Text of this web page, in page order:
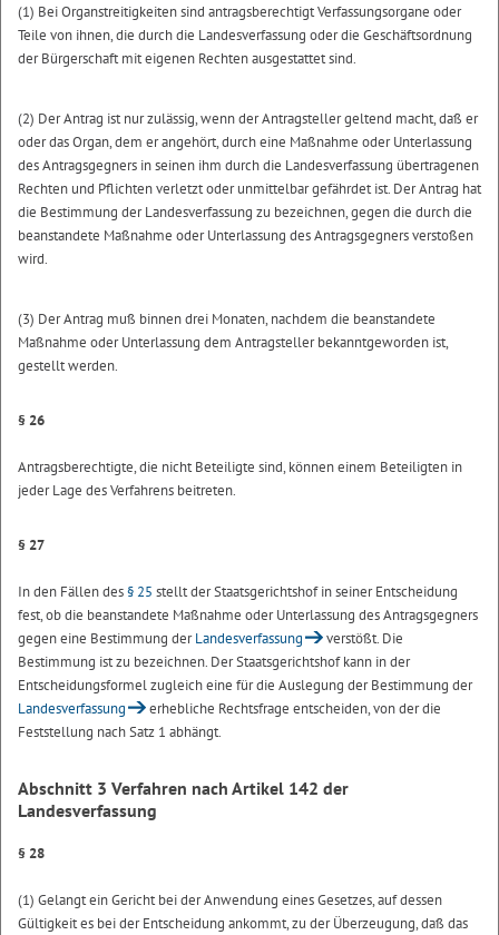
(1) Bei Organstreitigkeiten sind antragsberechtigt Verfassungsorgane oder
Teile von ihnen, die durch die Landesverfassung oder die Geschäftsordnung
der Bürgerschaft mit eigenen Rechten ausgestattet sind.
(2) Der Antrag ist nur zulässig, wenn der Antragsteller geltend macht, daß er
oder das Organ, dem er angehört, durch eine Maßnahme oder Unterlassung
des Antragsgegners in seinen ihm durch die Landesverfassung übertragenen
Rechten und Pflichten verletzt oder unmittelbar gefährdet ist. Der Antrag hat
die Bestimmung der Landesverfassung zu bezeichnen, gegen die durch die
beanstandete Maßnahme oder Unterlassung des Antragsgegners verstoßen
wird.
(3) Der Antrag muß binnen drei Monaten, nachdem die beanstandete
Maßnahme oder Unterlassung dem Antragsteller bekanntgeworden ist,
gestellt werden.
§ 26
Antragsberechtigte, die nicht Beteiligte sind, können einem Beteiligten in
jeder Lage des Verfahrens beitreten.
§ 27
In den Fällen des§ 25 stellt der Staatsgerichtshof in seiner Entscheidung
fest, ob die beanstandete Maßnahme oder Unterlassung des Antragsgegners
gegen eine Bestimmung derLandesverfassung
verstößt. Die
Bestimmung ist zu bezeichnen. Der Staatsgerichtshof kann in der
Entscheidungsformel zugleich eine für die Auslegung der Bestimmung der
Landesverfassung
erhebliche Rechtsfrage entscheiden, von der die
Feststellung nach Satz 1 abhängt.
Abschnitt 3 Verfahren nach Artikel 142 der
Landesverfassung
§ 28
(1) Gelangt ein Gericht bei der Anwendung eines Gesetzes, auf dessen
Gültigkeit es bei der Entscheidung ankommt, zu der Überzeugung, daß das